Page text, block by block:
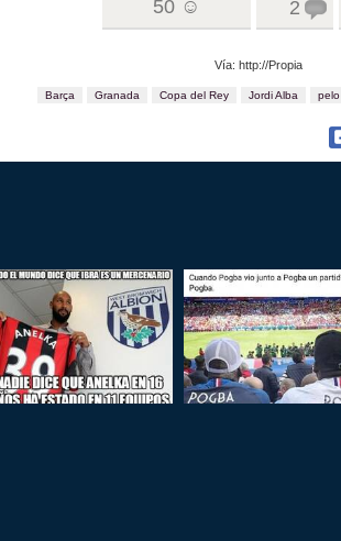
50 ☺ 2
Vía: http://Propia
Barça Granada Copa del Rey Jordi Alba pelo